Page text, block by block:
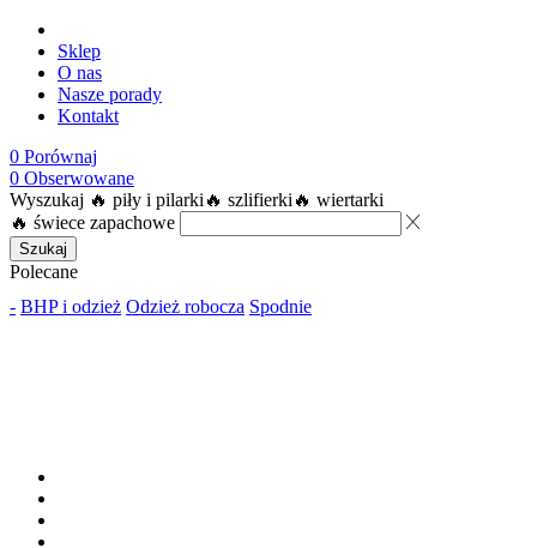
Sklep
O nas
Nasze porady
Kontakt
0 Porównaj
0 Obserwowane
Wyszukaj 🔥 piły i pilarki 🔥 szlifierki 🔥 wiertarki
🔥 świece zapachowe
Szukaj
Polecane
- BHP i odzież Odzież robocza Spodnie